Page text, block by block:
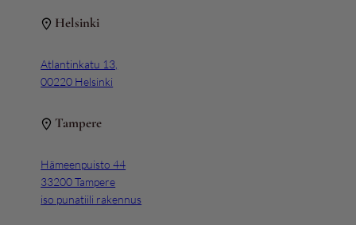
Helsinki
Atlantinkatu 13,
00220 Helsinki
Tampere
Hämeenpuisto 44
33200 Tampere
iso punatiili rakennus